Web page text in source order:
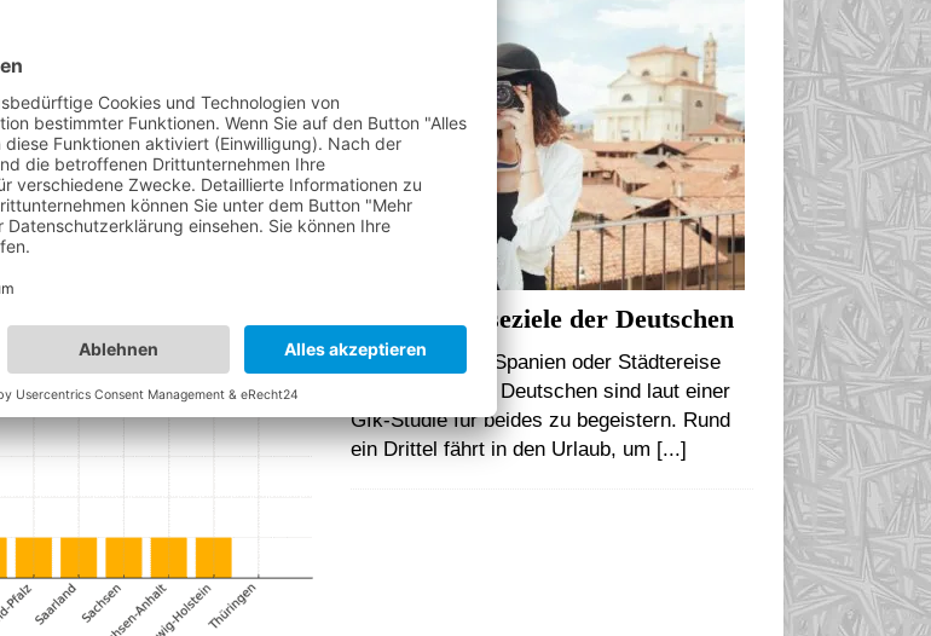
Auf und Ab in Hessen zeigt
In anderen Ländern
Jahre hatten schließlich die
sollten Mehreinnahmen generiert
sollten Nutzer durch
werden – ein typisches
Beliebte Reiseziele der Deutschen
Strandurlaub in Spanien oder Städtereise
nach Paris? Die Deutschen sind laut einer
Gfk-Studie für beides zu begeistern. Rund
ein Drittel fährt in den Urlaub, um [...]